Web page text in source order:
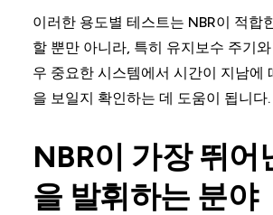
이러한 용도별 테스트는 NBR이 적합
할 뿐만 아니라, 특히 유지보수 주기
우 중요한 시스템에서 시간이 지남에
을 보일지 확인하는 데 도움이 됩니다.
NBR이 가장 뛰어
을 발휘하는 분야